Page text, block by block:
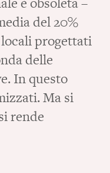
del 20%
progettati
delle
In questo
Ma si
rende